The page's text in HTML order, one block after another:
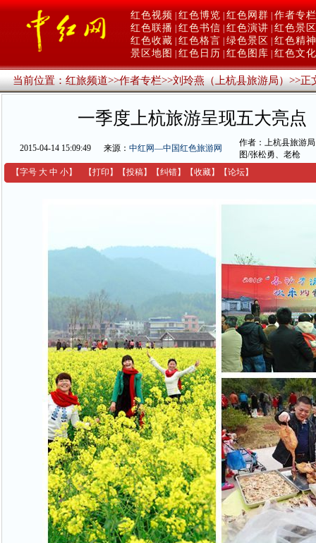
红色视频 红色博览 红色网群 作者专栏
红色联播 红色书信 红色演讲 红色景区
红色收藏 红色格言 绿色景区
红色精神
景区地图
红色日历 红色图库 红色文化
当前位置：红旅频道>>作者专栏>>刘玲燕（上杭县旅游局）>>正
一季度上杭旅游呈现五大亮点
2015-04-14 15:09:49 来源： 中红网—中国红色旅游网
作者：上杭县旅游
图/张松勇、老枪
【字号 大 中 小】 【打印 】 【投稿】 【纠错】 【收藏】 【论坛】